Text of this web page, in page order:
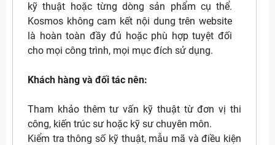
kỹ thuật hoặc từng dòng sản phẩm cụ thể.
Kosmos không cam kết nội dung trên website
là hoàn toàn đầy đủ hoặc phù hợp tuyệt đối
cho mọi công trình, mọi mục đích sử dụng.
Khách hàng và đối tác nên:
Tham khảo thêm tư vấn kỹ thuật từ đơn vị thi
công, kiến trúc sư hoặc kỹ sư chuyên môn.
Kiểm tra thông số kỹ thuật, mẫu mã và điều kiện